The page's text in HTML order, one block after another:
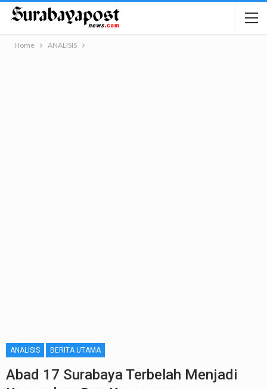
Home ANALISIS
ANALISIS BERITA UTAMA
Abad 17 Surabaya Terbelah Menjadi